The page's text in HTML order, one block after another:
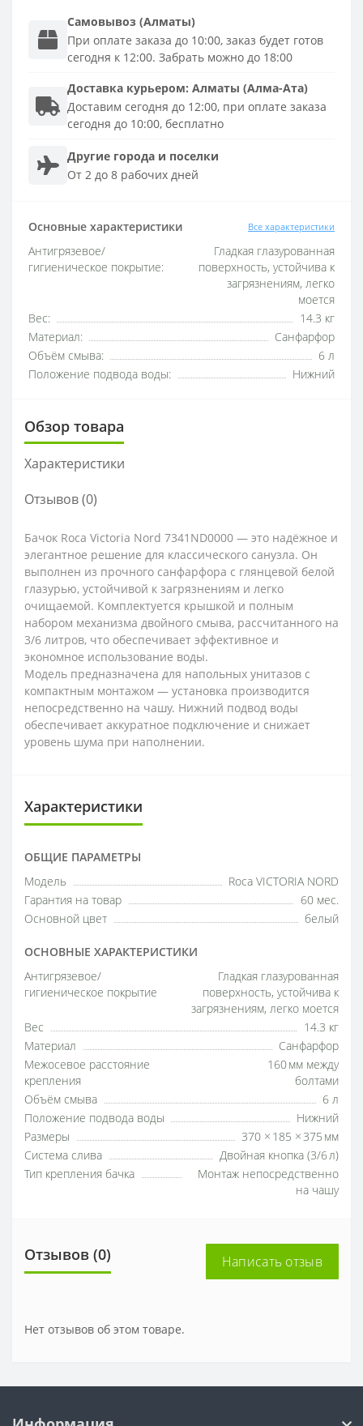
Самовывоз (Алматы)
При оплате заказа до 10:00, заказ будет готов
сегодня к 12:00. Забрать можно до 18:00
Доставка курьером: Алматы (Алма-Ата)
Доставим сегодня до 12:00, при оплате заказа
сегодня до 10:00, бесплатно
Другие города и поселки
От 2 до 8 рабочих дней
Основные характеристики Все характеристики
Антигрязевое/
гигиеническое покрытие:
Гладкая глазурованная
поверхность, устойчива к
загрязнениям, легко
моется
Вес:
14.3 кг
Материал:
Санфарфор
Объём смыва:
6 л
Положение подвода воды:
Нижний
Обзор товара
Характеристики
Отзывов (0)
Бачок Roca Victoria Nord 7341ND0000 — это надёжное и
элегантное решение для классического санузла. Он
выполнен из прочного санфарфора с глянцевой белой
глазурью, устойчивой к загрязнениям и легко
очищаемой. Комплектуется крышкой и полным
набором механизма двойного смыва, рассчитанного на
3/6 литров, что обеспечивает эффективное и
экономное использование воды.
Модель предназначена для напольных унитазов с
компактным монтажом — установка производится
непосредственно на чашу. Нижний подвод воды
обеспечивает аккуратное подключение и снижает
уровень шума при наполнении.
Характеристики
ОБЩИЕ ПАРАМЕТРЫ
Модель
Roca VICTORIA NORD
Гарантия на товар
60 мес.
Основной цвет
белый
ОСНОВНЫЕ ХАРАКТЕРИСТИКИ
Антигрязевое/
гигиеническое покрытие
Гладкая глазурованная
поверхность, устойчива к
загрязнениям, легко моется
Вес
14.3 кг
Материал
Санфарфор
Межосевое расстояние
крепления
160 мм между
болтами
Объём смыва
6 л
Положение подвода воды
Нижний
Размеры
370 × 185 × 375 мм
Система слива
Двойная кнопка (3/6 л)
Тип крепления бачка
Монтаж непосредственно
на чашу
Отзывов (0) Написать отзыв
Нет отзывов об этом товаре.